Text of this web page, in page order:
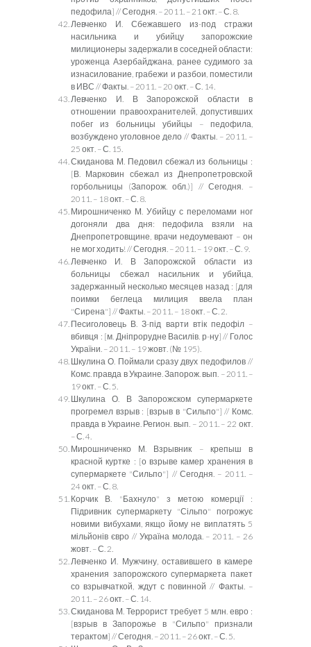
педофила] // Сегодня. – 2011. – 21 окт. – С. 8.
Левченко И. Сбежавшего из-под стражи
насильника и убийцу запорожские
милиционеры задержали в соседней области:
уроженца Азербайджана, ранее судимого за
изнасилование, грабежи и разбои, поместили
в ИВС // Факты. – 2011. – 20 окт. – С. 14.
Левченко И. В Запорожской области в
отношении правоохранителей, допустивших
побег из больницы убийцы – педофила,
возбуждено уголовное дело // Факты. – 2011. –
25 окт. – С. 15.
Скиданова М. Педовил сбежал из больницы :
[В. Марковин сбежал из Днепропетровской
горбольницы (Запорож. обл.)] // Сегодня. –
2011. – 18 окт. – С. 8.
Мирошниченко М. Убийцу с переломами ног
догоняли два дня: педофила взяли на
Днепропетровщине, врачи недоумевают – он
не мог ходить! // Сегодня. – 2011. – 19 окт. – С. 9.
Левченко И. В Запорожской области из
больницы сбежал насильник и убийца,
задержанный несколько месяцев назад : [для
поимки беглеца милиция ввела план
"Сирена"] // Факты. – 2011. – 18 окт. – С. 2.
Песиголовець В. З-під варти втік педофіл –
вбивця : [м. Дніпрорудне Василів. р-ну] // Голос
України. – 2011. – 19 жовт. (№ 195).
Шкулина О. Поймали сразу двух педофилов //
Комс. правда в Украине. Запорож. вып. – 2011. –
19 окт. – С. 5.
Шкулина О. В Запорожском супермаркете
прогремел взрыв : [взрыв в "Сильпо"] // Комс.
правда в Украине. Регион. вып. – 2011. – 22 окт.
– С. 4.
Мирошниченко М. Взрывник – крепыш в
красной куртке : [о взрыве камер хранения в
супермаркете "Сильпо"] // Сегодня. – 2011. –
24 окт. – С. 8.
Корчик В. "Бахнуло" з метою комерції :
Підривник супермаркету "Сільпо" погрожує
новими вибухами, якщо йому не виплатять 5
мільйонів євро // Україна молода. – 2011. – 26
жовт. – С. 2.
Левченко И. Мужчину, оставившего в камере
хранения запорожского супермаркета пакет
со взрывчаткой, ждут с повинной // Факты. –
2011. – 26 окт. – С. 14.
Скиданова М. Террорист требует 5 млн. евро :
[взрыв в Запорожье в "Сильпо" признали
терактом] // Сегодня. – 2011. – 26 окт. – С. 5.